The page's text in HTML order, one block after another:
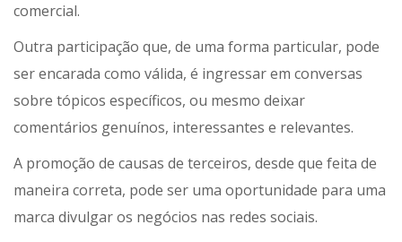
comercial.
Outra participação que, de uma forma particular, pode
ser encarada como válida, é ingressar em conversas
sobre tópicos específicos, ou mesmo deixar
comentários genuínos, interessantes e relevantes.
A promoção de causas de terceiros, desde que feita de
maneira correta, pode ser uma oportunidade para uma
marca divulgar os negócios nas redes sociais.